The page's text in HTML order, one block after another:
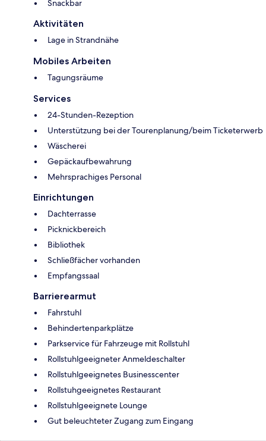
Snackbar
Aktivitäten
Lage in Strandnähe
Mobiles Arbeiten
Tagungsräume
Services
24-Stunden-Rezeption
Unterstützung bei der Tourenplanung/beim Ticketerwerb
Wäscherei
Gepäckaufbewahrung
Mehrsprachiges Personal
Einrichtungen
Dachterrasse
Picknickbereich
Bibliothek
Schließfächer vorhanden
Empfangssaal
Barrierearmut
Fahrstuhl
Behindertenparkplätze
Parkservice für Fahrzeuge mit Rollstuhl
Rollstuhlgeeigneter Anmeldeschalter
Rollstuhlgeeignetes Businesscenter
Rollstuhgeeignetes Restaurant
Rollstuhlgeeignete Lounge
Gut beleuchteter Zugang zum Eingang